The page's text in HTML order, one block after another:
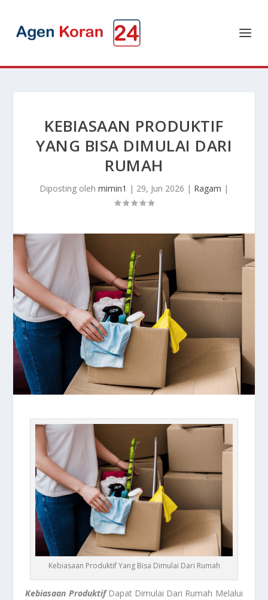
KEBIASAAN PRODUKTIF
YANG BISA DIMULAI DARI
RUMAH
Diposting oleh mimin1 | 29, Jun 2026 | Ragam |
Kebiasaan Produktif Yang Bisa Dimulai Dari Rumah
Kebiasaan ProduktifDapat Dimulai Dari Rumah Melalui